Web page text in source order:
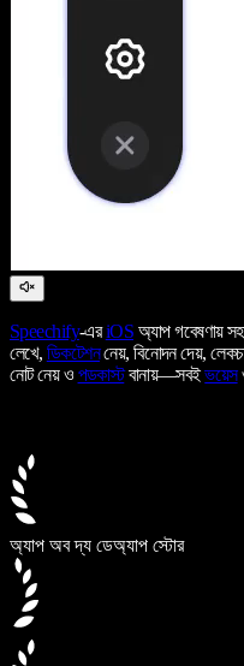
Speechify-এরiOS অ্যাপ গবেষণায়
লেখে, ডিকটেশননেয়, বিনোদন দেয়,
নোট নেয় ও পডকাস্টবানায়—সবইভয়েস
অ্যাপ অব দ্য ডেঅ্যাপ স্টোর